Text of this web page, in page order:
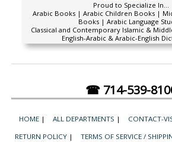
Proud to Specialize In...
Arabic Books | Arabic Children Books |
Books | Arabic Language
Classical and Contemporary Islamic &
English-Arabic & Arabic-English
☎ 714-539-
HOME | ALL DEPARTMENTS | CONTACT-
RETURN POLICY | TERMS OF SERVICE /